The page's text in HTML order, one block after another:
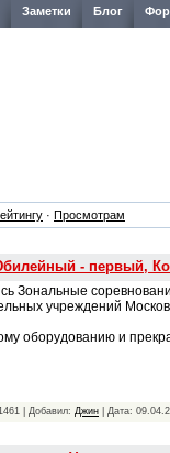
Заметки Блог
· Просмотрам
- первый,
Зональные
учреждений
оборудованию и
| Добавил: Джин | Дата: